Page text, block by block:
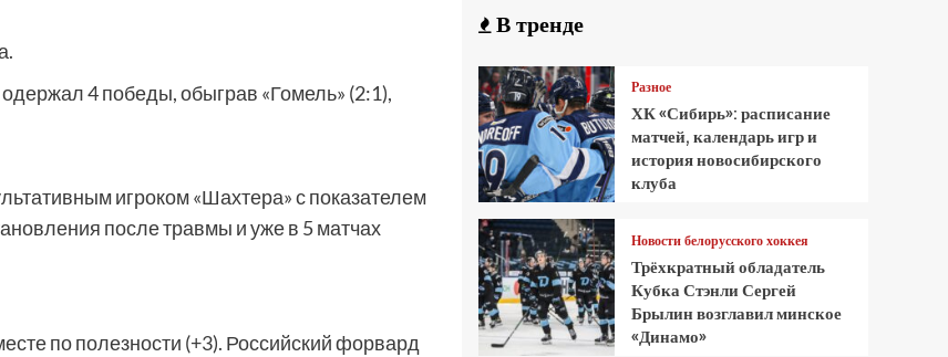
4 победы, обыграв «Гомель» (2:1),
игроком «Шахтера» с показателем
после травмы и уже в 5 матчах
по полезности (+3). Российский форвард
В тренде
Разное
ХК «Сибирь»: расписание
матчей, календарь игр и
история новосибирского
клуба
Новости белорусского хоккея
Трёхкратный обладатель
Кубка Стэнли Сергей
Брылин возглавил минское
«Динамо»